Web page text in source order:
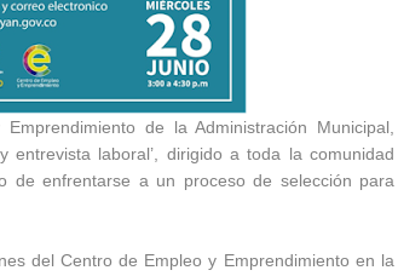
de la Administración Municipal,
entrevista laboral’, dirigido a toda la comunidad
de enfrentarse a un proceso de selección para
del Centro de Empleo y Emprendimiento en la